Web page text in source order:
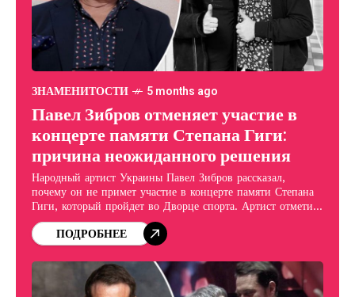
ЗНАМЕНИТОСТИ 5 months ago
Павел Зибров отменяет участие в
концерте памяти Степана Гиги:
причина неожиданного решения
Народный артист Украины Павел Зибров рассказал,
почему он не примет участие в концерте памяти Степана
Гиги, который пройдет во Дворце спорта. Артист отметил,
что даже в качестве зрителя он намерен
ПОДРОБНЕЕ